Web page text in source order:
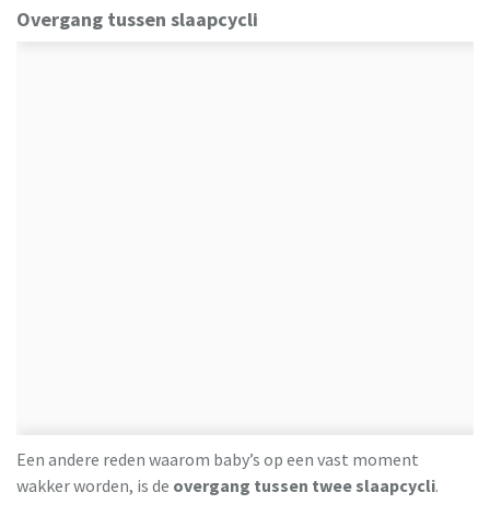
Overgang tussen slaapcycli
Een andere reden waarom baby’s op een vast moment
wakker worden, is de overgang tussen twee slaapcycli.